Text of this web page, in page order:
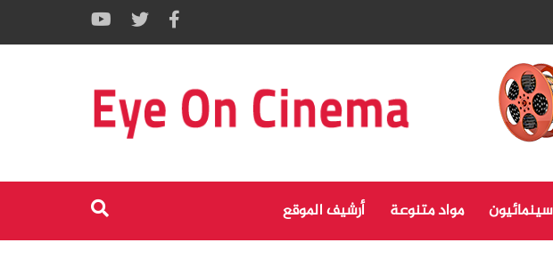
سينمائيون مواد متنوعة أرشيف الموقع